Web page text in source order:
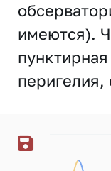
имеются).
перигелия,